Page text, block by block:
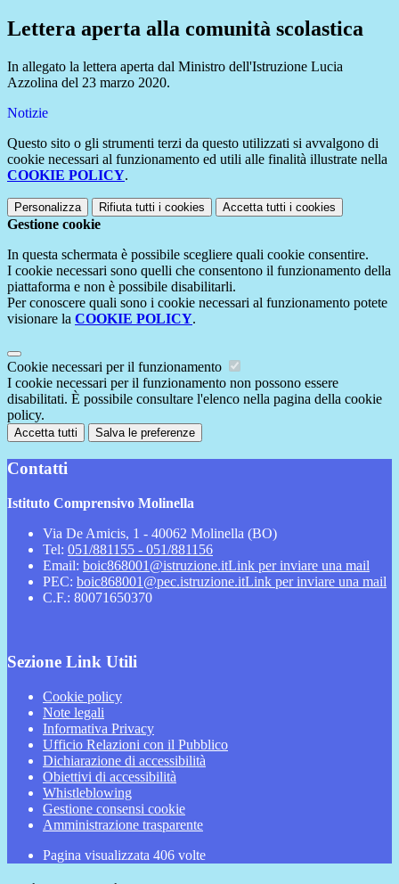
Lettera aperta alla comunità scolastica
In allegato la lettera aperta dal Ministro dell'Istruzione Lucia
Azzolina del 23 marzo 2020.
Notizie
Questo sito o gli strumenti terzi da questo utilizzati si avvalgono di
cookie necessari al funzionamento ed utili alle finalità illustrate nella
COOKIE POLICY.
Personalizza Rifiuta tutti i cookies Accetta tutti i cookies
Gestione cookie
In questa schermata è possibile scegliere quali cookie consentire.
I cookie necessari sono quelli che consentono il funzionamento della
piattaforma e non è possibile disabilitarli.
Per conoscere quali sono i cookie necessari al funzionamento potete
visionare la COOKIE POLICY.
Cookie necessari per il funzionamento
I cookie necessari per il funzionamento non possono essere
disabilitati. È possibile consultare l'elenco nella pagina della cookie
policy.
Accetta tutti Salva le preferenze
Contatti
Istituto Comprensivo Molinella
Via De Amicis, 1 - 40062 Molinella (BO)
Tel: 051/881155 - 051/881156
Email: boic868001@istruzione.itLink per inviare una mail
PEC: boic868001@pec.istruzione.itLink per inviare una mail
C.F.: 80071650370
Sezione Link Utili
Cookie policy
Note legali
Informativa Privacy
Ufficio Relazioni con il Pubblico
Dichiarazione di accessibilità
Obiettivi di accessibilità
Whistleblowing
Gestione consensi cookie
Amministrazione trasparente
Pagina visualizzata 406 volte